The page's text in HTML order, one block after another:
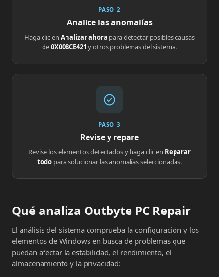
PASO 2
Analice las anomalías
Haga clic en Analizar ahora para detectar posibles causas
de0X008CE421 y otros problemas del sistema.
PASO 3
Revise y repare
Revise los elementos detectados y haga clic en Reparar
todo para solucionar las anomalías seleccionadas.
Qué analiza Outbyte PC Repair
El análisis del sistema comprueba la configuración y los
elementos de Windows en busca de problemas que
puedan afectar la estabilidad, el rendimiento, el
almacenamiento y la privacidad: